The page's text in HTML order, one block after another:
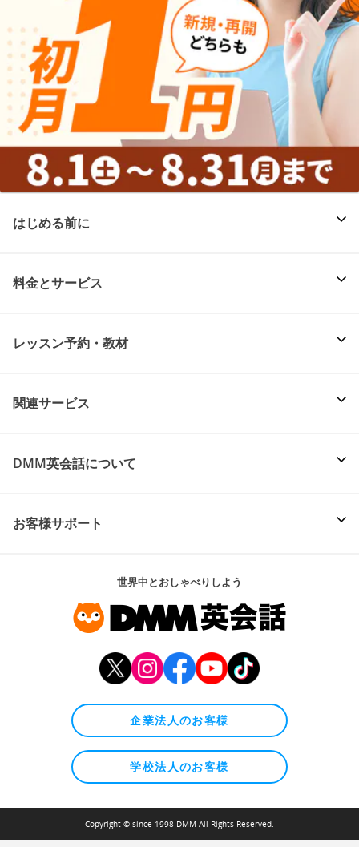
はじめる前に
料金とサービス
レッスン予約・教材
関連サービス
DMM英会話について
お客様サポート
世界中とおしゃべりしよう
企業法人のお客様
学校法人のお客様
Copyright © since 1998 DMM All Rights Reserved.